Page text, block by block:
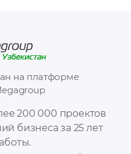
200 000 проектов
бизнеса за 25 лет
на платформе